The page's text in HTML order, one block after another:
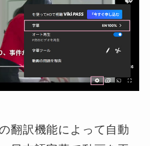
翻訳機能によって自動